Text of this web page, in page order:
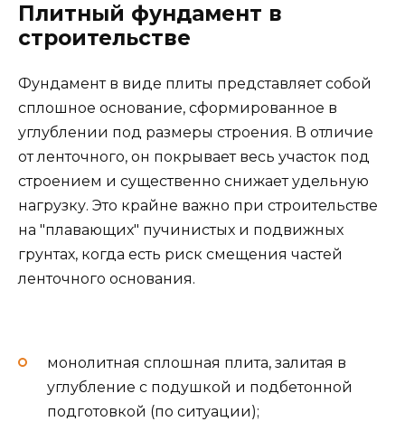
Плитный фундамент в
строительстве
Фундамент в виде плиты представляет собой
сплошное основание, сформированное в
углублении под размеры строения. В отличие
от ленточного, он покрывает весь участок под
строением и существенно снижает удельную
нагрузку. Это крайне важно при строительстве
на "плавающих" пучинистых и подвижных
грунтах, когда есть риск смещения частей
ленточного основания.
монолитная сплошная плита, залитая в
углубление с подушкой и подбетонной
подготовкой (по ситуации);